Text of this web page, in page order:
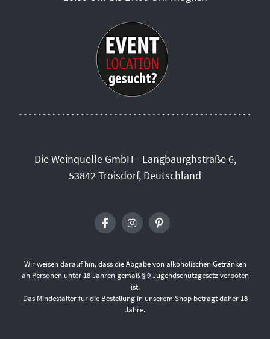
Die Weinquelle GmbH - Langbaurghstraße 6,
53842 Troisdorf, Deutschland
Wir weisen darauf hin, dass die Abgabe von alkoholischen Getränken
an Personen unter 18 Jahren gemäß § 9 Jugendschutzgesetz verboten
ist.
Das Mindestalter für die Bestellung in unserem Shop beträgt daher 18
Jahre.